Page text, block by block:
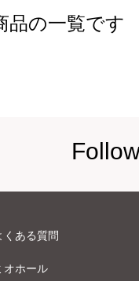
品の一覧です
くある質問
オホール